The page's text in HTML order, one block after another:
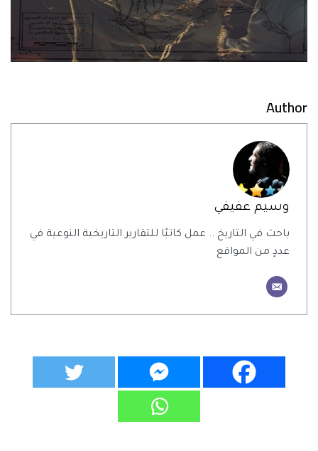
Author
وسيم عفيفي
باحث في التاريخ .. عمل كاتبًا للتقارير التاريخية النوعية في
عددٍ من المواقع